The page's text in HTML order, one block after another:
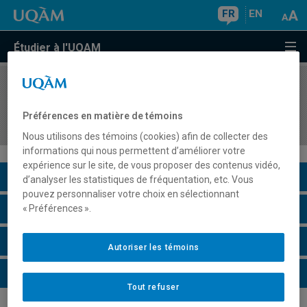
FR EN
Étudier à l'UQAM
COURS//
québécoise et canadienne
Description du cours
Horaire - Été 2026
Horaire - Automne 2026
Horaire - Hiver 2027
Préférences en matière de témoins
Nous utilisons des témoins (cookies) afin de collecter des
informations qui nous permettent d’améliorer votre
expérience sur le site, de vous proposer des contenus vidéo,
d’analyser les statistiques de fréquentation, etc. Vous
pouvez personnaliser votre choix en sélectionnant
« Préférences ».
Tout refuser
Autoriser les témoins